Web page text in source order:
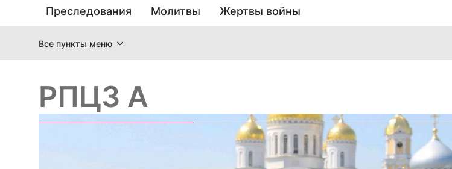
Преследования Молитвы Жертвы войны
Все пункты меню
РПЦЗ А